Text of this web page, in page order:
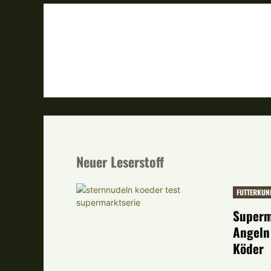
Neuer Leserstoff
Köder